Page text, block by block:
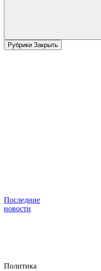
Рубрики Закрыть
Последние
новости
Политика